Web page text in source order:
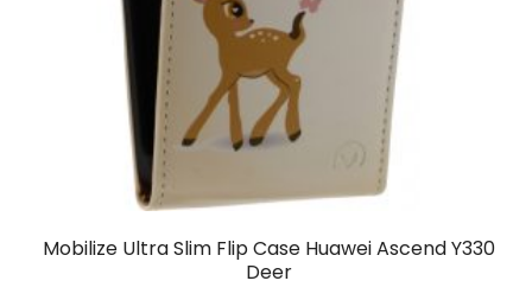
Mobilize Ultra Slim Flip Case Huawei Ascend Y330
Deer